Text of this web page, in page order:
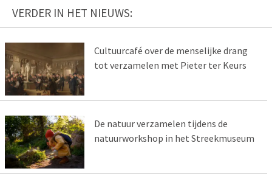
VERDER IN HET NIEUWS:
Cultuurcafé over de menselijke drang
tot verzamelen met Pieter ter Keurs
De natuur verzamelen tijdens de
natuurworkshop in het Streekmuseum